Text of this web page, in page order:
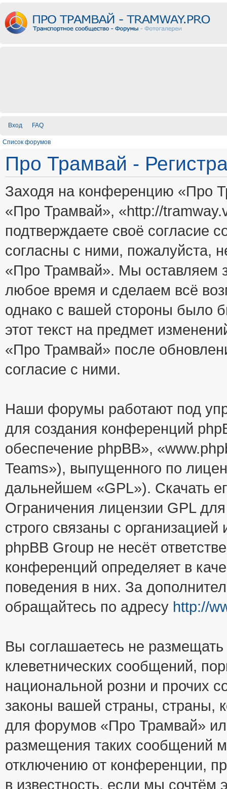
Вход FAQ
Список форумов
Про Трамвай -
Заходя на конференцию «Про
«Про Трамвай», «http://
подтверждаете своё
согласны с ними, пожалуйста,
«Про Трамвай». Мы оставляем
любое время и сделаем всё
однако с вашей стороны было
этот текст на предмет
«Про Трамвай» после
согласие с ними.
Наши форумы работают под
для создания конференций
обеспечение phpBB»,
Teams»), выпущенного по
дальнейшем «GPL»). Скачать
Ограничения лицензии GPL
строго связаны с
phpBB Group не несёт
конференций определяет в
поведения в них. За
обращайтесь по адресу http://
Вы соглашаетесь не
клеветнических сообщений,
национальной розни и прочих
законы вашей страны, страны,
для форумов «Про Трамвай»
размещения таких сообщений
отключению от конференции,
в известность, если мы